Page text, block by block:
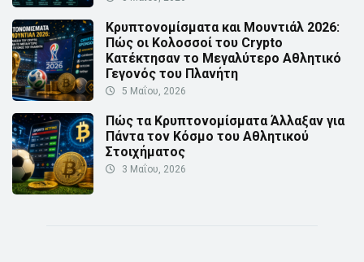
Κρυπτονομίσματα και Μουντιάλ 2026:
Πώς οι Κολοσσοί του Crypto
Κατέκτησαν το Μεγαλύτερο Αθλητικό
Γεγονός του Πλανήτη
5 Μαΐου, 2026
Πώς τα Κρυπτονομίσματα Άλλαξαν για
Πάντα τον Κόσμο του Αθλητικού
Στοιχήματος
3 Μαΐου, 2026